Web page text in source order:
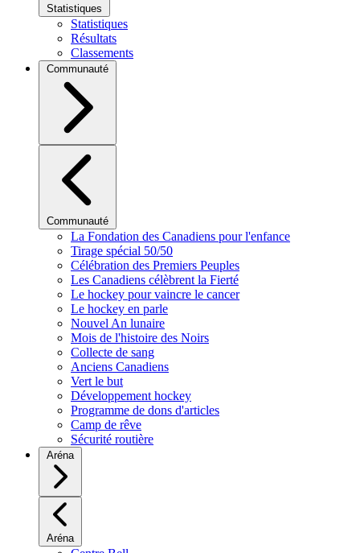
Statistiques
Statistiques
Résultats
Classements
Communauté
Communauté
La Fondation des Canadiens pour l'enfance
Tirage spécial 50/50
Célébration des Premiers Peuples
Les Canadiens célèbrent la Fierté
Le hockey pour vaincre le cancer
Le hockey en parle
Nouvel An lunaire
Mois de l'histoire des Noirs
Collecte de sang
Anciens Canadiens
Vert le but
Développement hockey
Programme de dons d'articles
Camp de rêve
Sécurité routière
Aréna
Aréna